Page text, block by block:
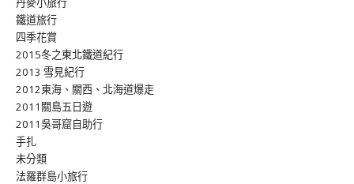
鐵道旅行
四季花賞
2015冬之東北鐵道紀行
2013 雪見紀行
2012東海、關西、北海道爆走
2011關島五日遊
2011吳哥窟自助行
手扎
未分類
法羅群島小旅行